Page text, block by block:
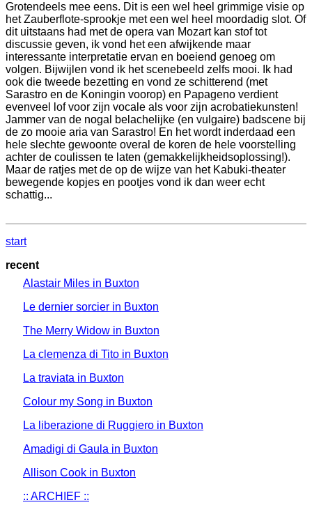
Grotendeels mee eens. Dit is een wel heel grimmige visie op
het Zauberflote-sprookje met een wel heel moordadig slot. Of
dit uitstaans had met de opera van Mozart kan stof tot
discussie geven, ik vond het een afwijkende maar
interessante interpretatie ervan en boeiend genoeg om
volgen. Bijwijlen vond ik het scenebeeld zelfs mooi. Ik had
ook die tweede bezetting en vond ze schitterend (met
Sarastro en de Koningin voorop) en Papageno verdient
evenveel lof voor zijn vocale als voor zijn acrobatiekunsten!
Jammer van de nogal belachelijke (en vulgaire) badscene bij
de zo mooie aria van Sarastro! En het wordt inderdaad een
hele slechte gewoonte overal de koren de hele voorstelling
achter de coulissen te laten (gemakkelijkheidsoplossing!).
Maar de ratjes met de op de wijze van het Kabuki-theater
bewegende kopjes en pootjes vond ik dan weer echt
schattig...
start
recent
Alastair Miles in Buxton
Le dernier sorcier in Buxton
The Merry Widow in Buxton
La clemenza di Tito in Buxton
La traviata in Buxton
Colour my Song in Buxton
La liberazione di Ruggiero in Buxton
Amadigi di Gaula in Buxton
Allison Cook in Buxton
:: ARCHIEF ::